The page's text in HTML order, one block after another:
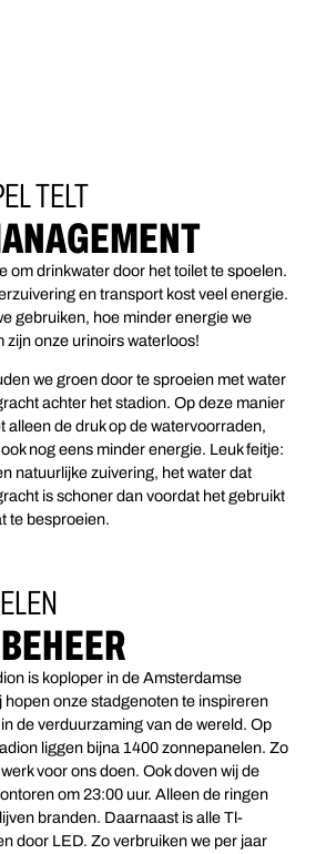
TELT
om drinkwater door het toilet te spoelen.
en transport kost veel energie.
gebruiken, hoe minder energie we
zijn onze urinoirs waterloos!
we groen door te sproeien met water
achter het stadion. Op deze manier
alleen de druk op de watervoorraden,
nog eens minder energie. Leuk feitje:
natuurlijke zuivering, het water dat
is schoner dan voordat het gebruikt
te besproeien.
is koploper in de Amsterdamse
hopen onze stadgenoten te inspireren
de verduurzaming van de wereld. Op
liggen bijna 1400 zonnepanelen. Zo
voor ons doen. Ook doven wij de
om 23:00 uur. Alleen de ringen
branden. Daarnaast is alle Tl-
door LED. Zo verbruiken we per jaar